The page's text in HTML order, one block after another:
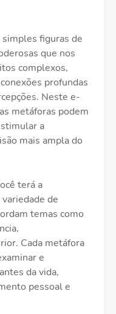
figuras de
que nos
complexos,
profundas
Neste e-
metáforas podem
a
mais ampla do
terá a
de
temas como
Cada metáfora
e
da vida,
pessoal e